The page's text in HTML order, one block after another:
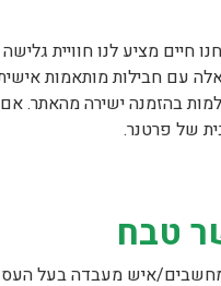
חיים מציע לנו חוויית
עם חבילות מותאמות
בהזמנה ישירה
של פרטנר.
טבח